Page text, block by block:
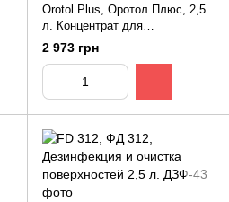
Orotol Plus, Оротол Плюс, 2,5
л. Концентрат для
дезинфекции аспирационных
установок
2 973 грн